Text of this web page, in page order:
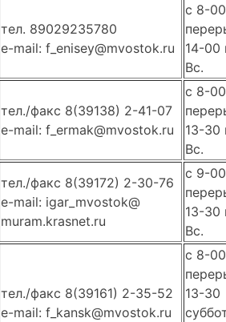
тел. 89029235780
e-mail: f_enisey@mvostok.ru
с 8-
14-00
Вс.
тел./факс 8(39138) 2-41-07
e-mail: f_ermak@mvostok.ru
с 8-
13-30
Вс.
тел./факс 8(39172) 2-30-76
e-mail: igar_mvostok@
muram.krasnet.ru
с 9-
13-30
Вс.
тел./факс 8(39161) 2-35-52
e-mail: f_kansk@mvostok.ru
с 8-
13-30